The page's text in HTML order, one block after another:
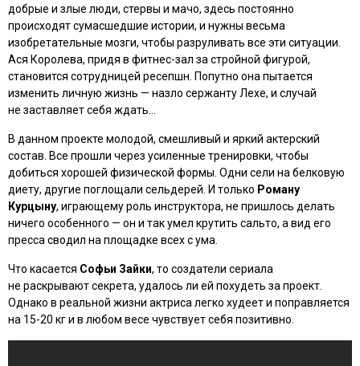
добрые и злые люди, стервы и мачо, здесь постоянно
происходят сумасшедшие истории, и нужны весьма
изобретательные мозги, чтобы разруливать все эти ситуации.
Ася Королева, придя в фитнес-зал за стройной фигурой,
становится сотрудницей ресепшн. Попутно она пытается
изменить личную жизнь — назло сержанту Лехе, и случай
не заставляет себя ждать…
В данном проекте молодой, смешливый и яркий актерский
состав. Все прошли через усиленные тренировки, чтобы
добиться хорошей физической формы. Одни сели на белковую
диету, другие поглощали сельдерей. И только Роману
Курцыну, играющему роль инструктора, не пришлось делать
ничего особенного — он и так умел крутить сальто, а вид его
пресса сводил на площадке всех с ума.
Что касается Софьи Зайки, то создатели сериала
не раскрывают секрета, удалось ли ей похудеть за проект.
Однако в реальной жизни актриса легко худеет и поправляется
на 15-20 кг и в любом весе чувствует себя позитивно.